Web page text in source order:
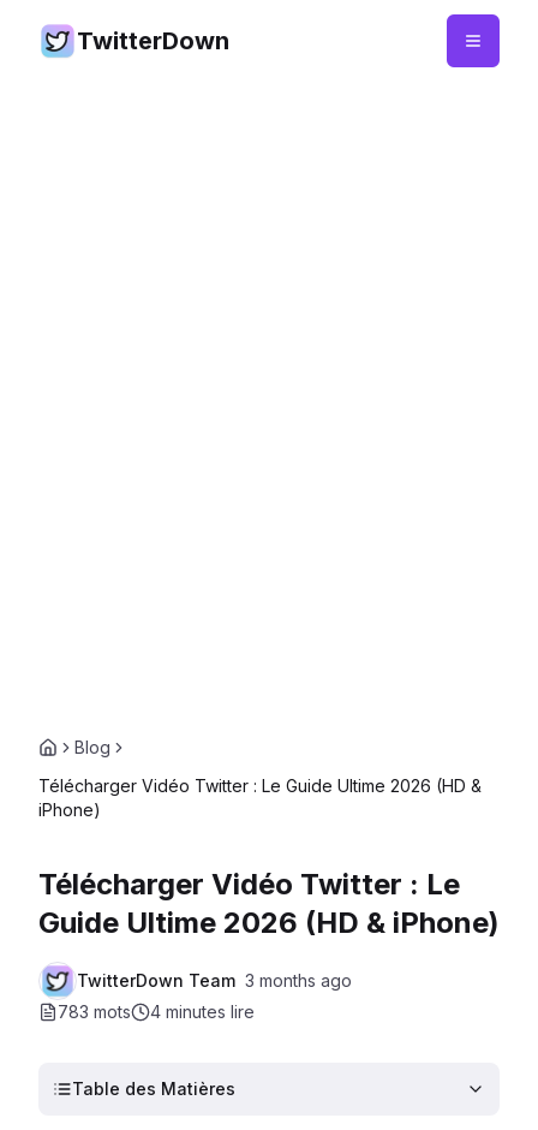
TwitterDown
Blog
Télécharger Vidéo Twitter : Le Guide Ultime 2026 (HD &
iPhone)
Télécharger Vidéo Twitter : Le
Guide Ultime 2026 (HD & iPhone)
TwitterDown Team 3 months ago
783 mots
4 minutes lire
Table des Matières